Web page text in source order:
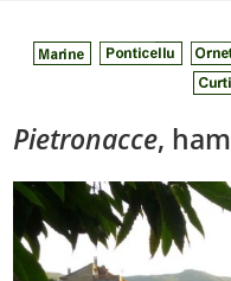
content
Pietronacce,